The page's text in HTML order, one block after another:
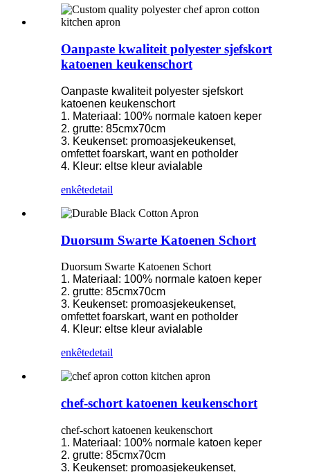
Oanpaste kwaliteit polyester sjefskort
katoenen keukenschort
Oanpaste kwaliteit polyester sjefskort
katoenen keukenschort
1. Materiaal: 100% normale katoen keper
2. grutte: 85cmx70cm
3. Keukenset: promoasjekeukenset,
omfettet foarskart, want en potholder
4. Kleur: eltse kleur avialable
enkêtedetail
Duorsum Swarte Katoenen Schort
Duorsum Swarte Katoenen Schort
1. Materiaal: 100% normale katoen keper
2. grutte: 85cmx70cm
3. Keukenset: promoasjekeukenset,
omfettet foarskart, want en potholder
4. Kleur: eltse kleur avialable
enkêtedetail
chef-schort katoenen keukenschort
chef-schort katoenen keukenschort
1. Materiaal: 100% normale katoen keper
2. grutte: 85cmx70cm
3. Keukenset: promoasjekeukenset,